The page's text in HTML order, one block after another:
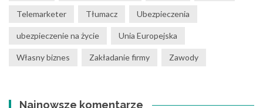
Telemarketer Tłumacz Ubezpieczenia
ubezpieczenie na życie Unia Europejska
Własny biznes Zakładanie firmy Zawody
Najnowsze komentarze